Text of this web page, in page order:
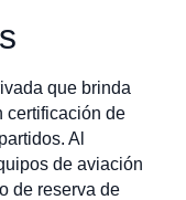
que brinda
certificación de
Al
de aviación
de reserva de